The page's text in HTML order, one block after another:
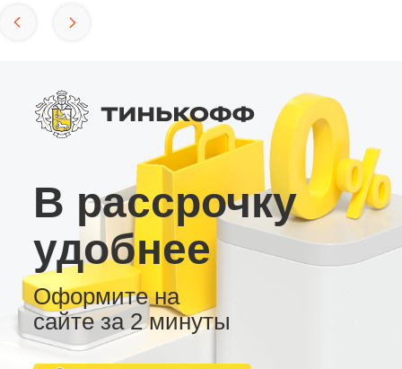
В рассрочку
удобнее
Оформите на
сайте за 2 минуты